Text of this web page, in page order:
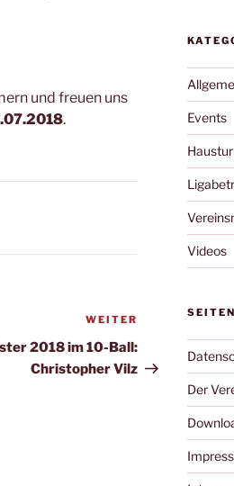
und freuen uns
.
Beitrag
WEITER
2018 im 10-Ball:
Christopher Vilz
Events
Videos
SEITEN
Der